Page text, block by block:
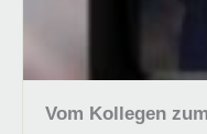
Vom Kollegen